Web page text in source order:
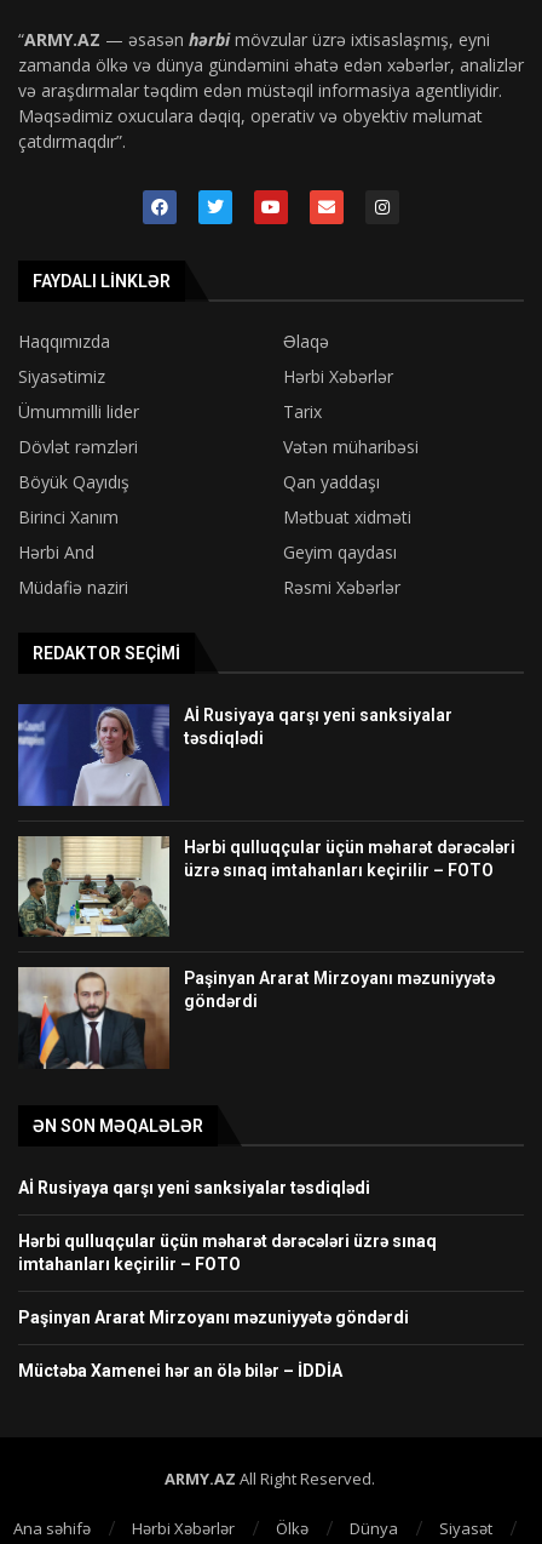
“ARMY.AZ — əsasən hərbimövzular üzrə ixtisaslaşmış, eyni
zamanda ölkə və dünya gündəmini əhatə edən xəbərlər, analizlər
və araşdırmalar təqdim edən müstəqil informasiya agentliyidir.
Məqsədimiz oxuculara dəqiq, operativ və obyektiv məlumat
çatdırmaqdır”.
FAYDALI LINKLƏR
Haqqımızda
Əlaqə
Siyasətimiz
Hərbi Xəbərlər
Ümummilli lider
Tarix
Dövlət rəmzləri
Vətən müharibəsi
Böyük Qayıdış
Qan yaddaşı
Birinci Xanım
Mətbuat xidməti
Hərbi And
Geyim qaydası
Müdafiə naziri
Rəsmi Xəbərlər
REDAKTOR SEÇIMI
Aİ Rusiyaya qarşı yeni sanksiyalar
təsdiqlədi
Hərbi qulluqçular üçün məharət dərəcələri
üzrə sınaq imtahanları keçirilir – FOTO
Paşinyan Ararat Mirzoyanı məzuniyyətə
göndərdi
ƏN SON MƏQALƏLƏR
Aİ Rusiyaya qarşı yeni sanksiyalar təsdiqlədi
Hərbi qulluqçular üçün məharət dərəcələri üzrə sınaq
imtahanları keçirilir – FOTO
Paşinyan Ararat Mirzoyanı məzuniyyətə göndərdi
Müctəba Xamenei hər an ölə bilər – İDDİA
ARMY.AZ All Right Reserved.
Ana səhifə Hərbi Xəbərlər Ölkə Dünya Siyasət